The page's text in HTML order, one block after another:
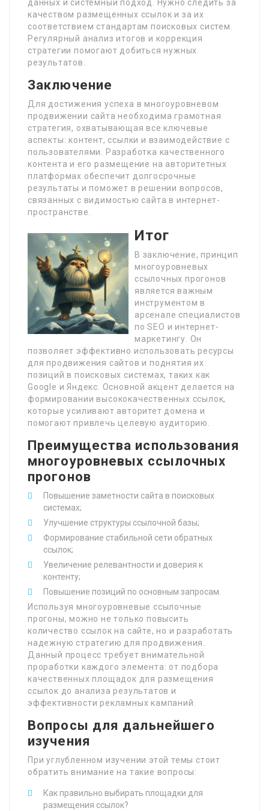
данных и системный подход. Нужно следить за
качеством размещенных ссылок и за их
соответствием стандартам поисковых систем.
Регулярный анализ итогов и коррекция
стратегии помогают добиться нужных
результатов.
Заключение
Для достижения успеха в многоуровневом
продвижении сайта необходима грамотная
стратегия, охватывающая все ключевые
аспекты: контент, ссылки и взаимодействие с
пользователями. Разработка качественного
контента и его размещение на авторитетных
платформах обеспечит долгосрочные
результаты и поможет в решении вопросов,
связанных с видимостью сайта в интернет-
пространстве.
Итог
В заключение, принцип
многоуровневых
ссылочных прогонов
является важным
инструментом в
арсенале специалистов
по SEO и интернет-
маркетингу. Он
позволяет эффективно использовать ресурсы
для продвижения сайтов и поднятия их
позиций в поисковых системах, таких как
Google и Яндекс. Основной акцент делается на
формировании высококачественных ссылок,
которые усиливают авторитет домена и
помогают привлечь целевую аудиторию.
Преимущества использования
многоуровневых ссылочных
прогонов
Повышение заметности сайта в поисковых
системах;
Улучшение структуры ссылочной базы;
Формирование стабильной сети обратных
ссылок;
Увеличение релевантности и доверия к
контенту;
Повышение позиций по основным запросам.
Используя многоуровневые ссылочные
прогоны, можно не только повысить
количество ссылок на сайте, но и разработать
надежную стратегию для продвижения.
Данный процесс требует внимательной
проработки каждого элемента: от подбора
качественных площадок для размещения
ссылок до анализа результатов и
эффективности рекламных кампаний.
Вопросы для дальнейшего
изучения
При углубленном изучении этой темы стоит
обратить внимание на такие вопросы:
Как правильно выбирать площадки для
размещения ссылок?